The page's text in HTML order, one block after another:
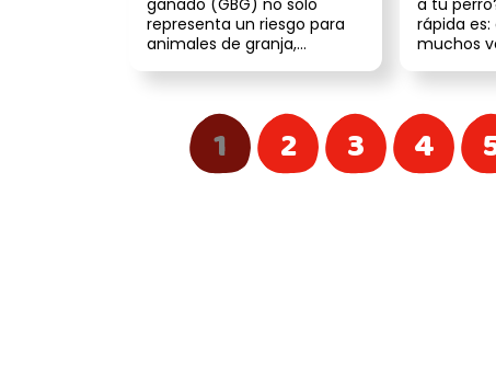
ganado (GBG) no solo
representa un riesgo para
animales de granja,
a tu
rápida
muchos
1 2 3 4